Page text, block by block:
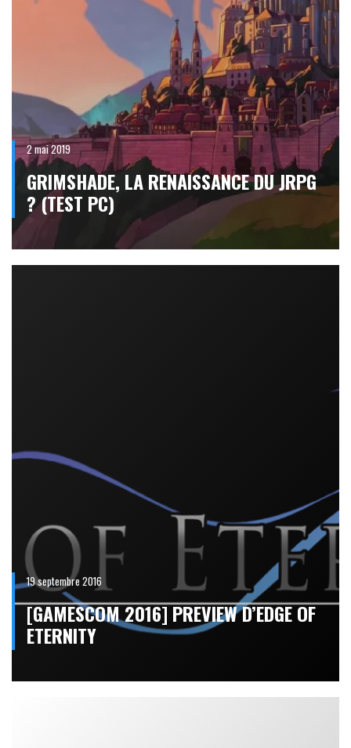
2 mai 2019
GRIMSHADE, LA RENAISSANCE DU JRPG
? (TEST PC)
19 septembre 2016
[GAMESCOM 2016] PREVIEW D’EDGE OF
ETERNITY